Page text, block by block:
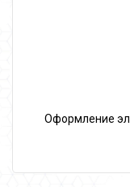
Оформление